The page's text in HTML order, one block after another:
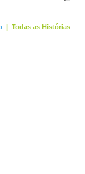
| Todas as Histórias